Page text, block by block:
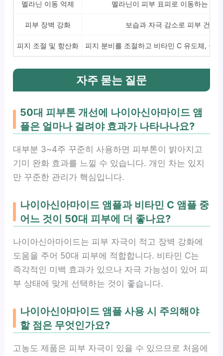
멜라닌 이동 억제 멜라닌이 피부 표피로 이동하는 것
피부 장벽 강화 보습과 자극 감소로 피부 건강
피지 조절 및 항산화 피지 분비를 조절하고 비타민 C 유도체, 글
자주 묻는 질문
50대 피부톤 개선에 나이아신아마이드 앰
플은 얼마나 걸려야 효과가 나타나나요?
대부분 3~4주 꾸준히 사용하면 피부톤이 밝아지고
기미 완화 효과를 느낄 수 있습니다. 개인 차는 있지
만 꾸준한 관리가 핵심입니다.
나이아신아마이드 앰플과 비타민 C 앰플 중
어느 것이 50대 피부에 더 좋나요?
나이아신아마이드는 피부 자극이 적고 장벽 강화에
도움을 주어 50대 피부에 적합합니다. 비타민 C는
즉각적인 미백 효과가 있으나 자극 가능성이 있어 피
부 상태에 맞게 선택하는 것이 좋습니다.
나이아신아마이드 앰플 사용 시 주의해야
할 점은 무엇인가요?
고농도 제품은 피부 자극이 있을 수 있으므로 처음에